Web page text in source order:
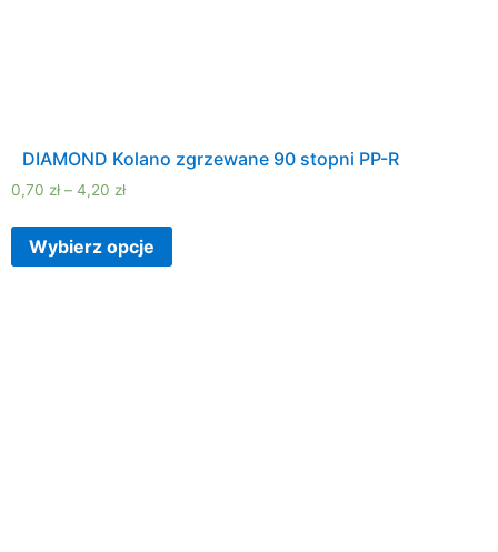
DIAMOND Kolano zgrzewane 90 stopni PP-R
0,70 zł – 4,20 zł
Wybierz opcje